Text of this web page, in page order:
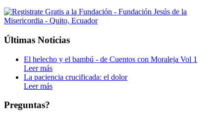
Últimas Noticias
El helecho y el bambú - de Cuentos con Moraleja Vol 1
Leer más
La paciencia crucificada: el dolor
Leer más
Preguntas?